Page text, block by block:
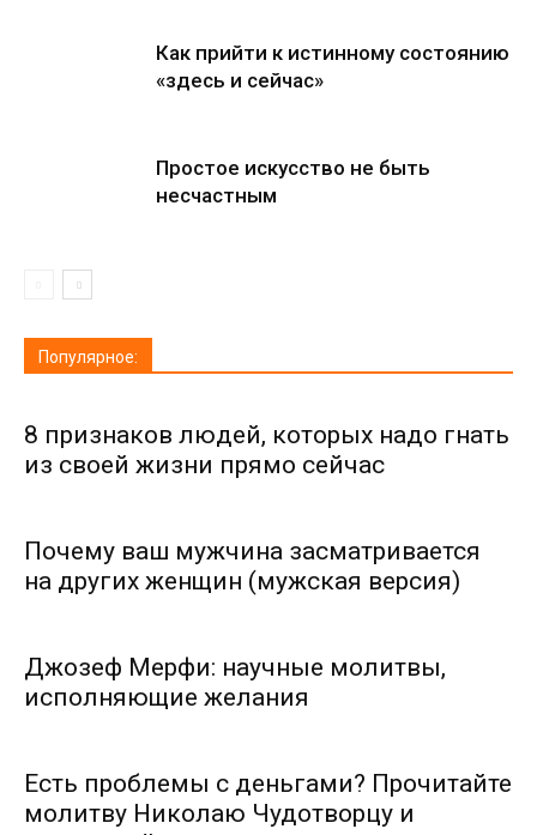
Как прийти к истинному состоянию
«здесь и сейчас»
Простое искусство не быть
несчастным
Популярное:
8 признаков людей, которых надо гнать
из своей жизни прямо сейчас
Почему ваш мужчина засматривается
на других женщин (мужская версия)
Джозеф Мерфи: научные молитвы,
исполняющие желания
Есть проблемы с деньгами? Прочитайте
молитву Николаю Чудотворцу и